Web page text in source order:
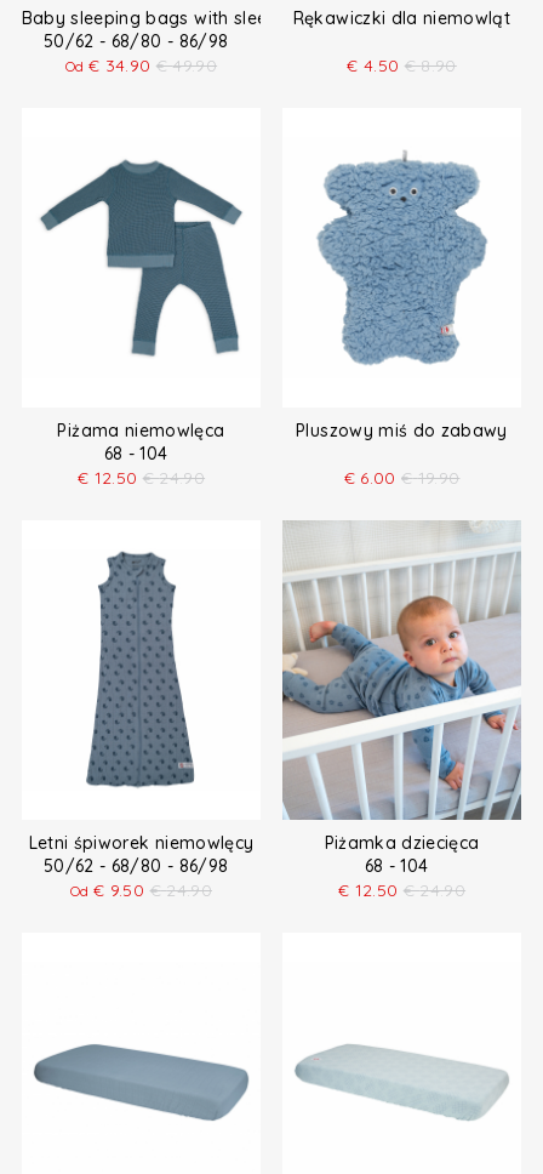
Baby sleeping bags with sleeves
50/62 - 68/80 - 86/98
Od € 34.90 € 49.90
Rękawiczki dla niemowląt
€ 4.50 € 8.90
Piżama niemowlęca
68 - 104
€ 12.50 € 24.90
Pluszowy miś do zabawy
€ 6.00 € 19.90
Letni śpiworek niemowlęcy
50/62 - 68/80 - 86/98
Od€ 9.50 € 24.90
Piżamka dziecięca
68 - 104
€ 12.50 € 24.90